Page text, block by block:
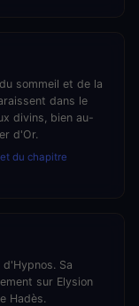
sommeil et de la
dans le
divins, bien au-
d'Or.
du chapitre
Sa
sur Elysion
Hadès.